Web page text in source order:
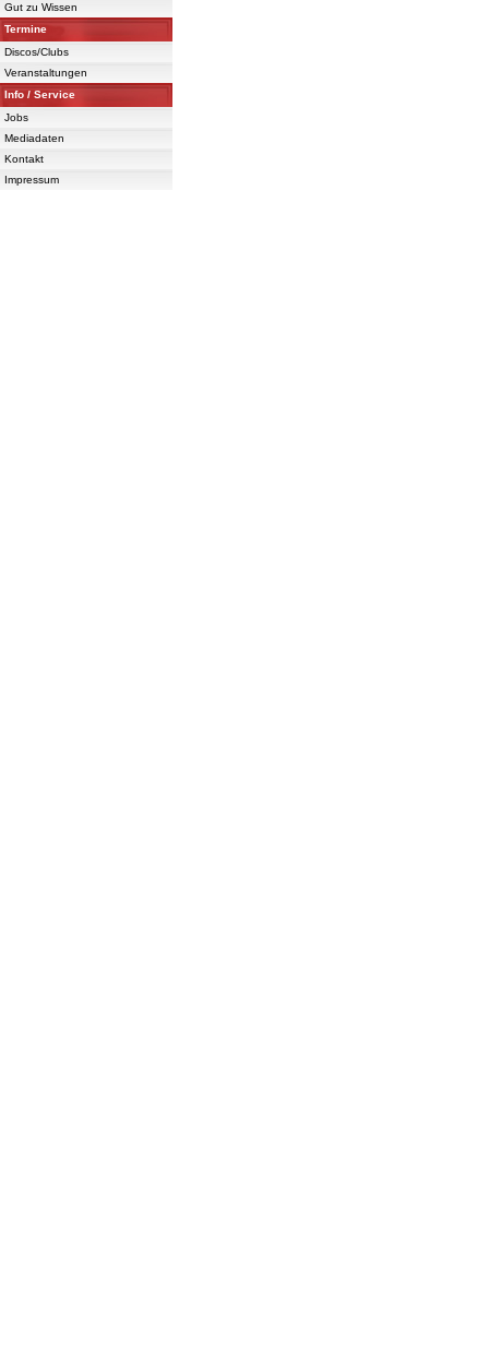
Gut zu Wissen
Termine
Discos/Clubs
Veranstaltungen
Info / Service
Jobs
Mediadaten
Kontakt
Impressum